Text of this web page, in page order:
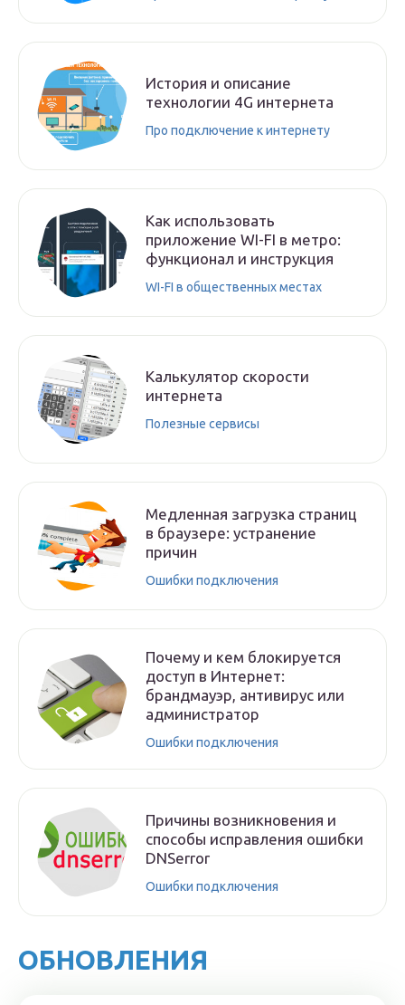
История и описание
технологии 4G интернета
Про подключение к интернету
Как использовать
приложение WI-FI в метро:
функционал и инструкция
WI-FI в общественных местах
Калькулятор скорости
интернета
Полезные сервисы
Медленная загрузка страниц
в браузере: устранение
причин
Ошибки подключения
Почему и кем блокируется
доступ в Интернет:
брандмауэр, антивирус или
администратор
Ошибки подключения
Причины возникновения и
способы исправления ошибки
DNSerror
Ошибки подключения
ОБНОВЛЕНИЯ